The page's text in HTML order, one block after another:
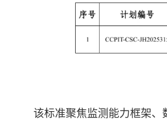
该标准聚焦监测能力框架